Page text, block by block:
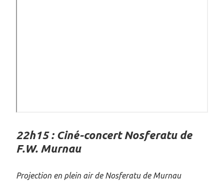
22h15 : Ciné-concert Nosferatu de
F.W. Murnau
Projection en plein air de Nosferatu de Murnau